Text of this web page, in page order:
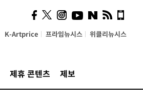
K-Artprice 프라임뉴시스 위클리뉴시스
제휴 콘텐츠 제보
사이 해답 찾았죠"…알을
깨고 나온 '초자아'